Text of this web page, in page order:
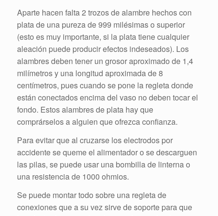
Aparte hacen falta 2 trozos de alambre hechos con
plata de una pureza de 999 milésimas o superior
(esto es muy importante, si la plata tiene cualquier
aleación puede producir efectos indeseados). Los
alambres deben tener un grosor aproximado de 1,4
milímetros y una longitud aproximada de 8
centímetros, pues cuando se pone la regleta donde
están conectados encima del vaso no deben tocar el
fondo. Estos alambres de plata hay que
comprárselos a alguien que ofrezca confianza.
Para evitar que al cruzarse los electrodos por
accidente se queme el alimentador o se descarguen
las pilas, se puede usar una bombilla de linterna o
una resistencia de 1000 ohmios.
Se puede montar todo sobre una regleta de
conexiones que a su vez sirve de soporte para que